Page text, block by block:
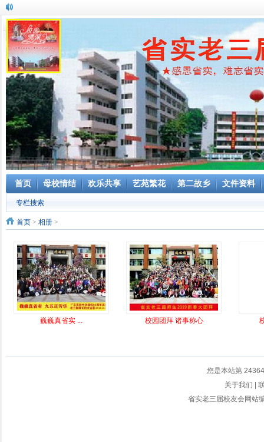
首页 母校情结 欢乐共享 艺苑繁花 第二故乡 文件资料
专栏搜索
首页 > 相册 >
巍巍真省实 ... 校园团拜 诸事称心
您是本站第
关于我们
省实老三届校友会网站